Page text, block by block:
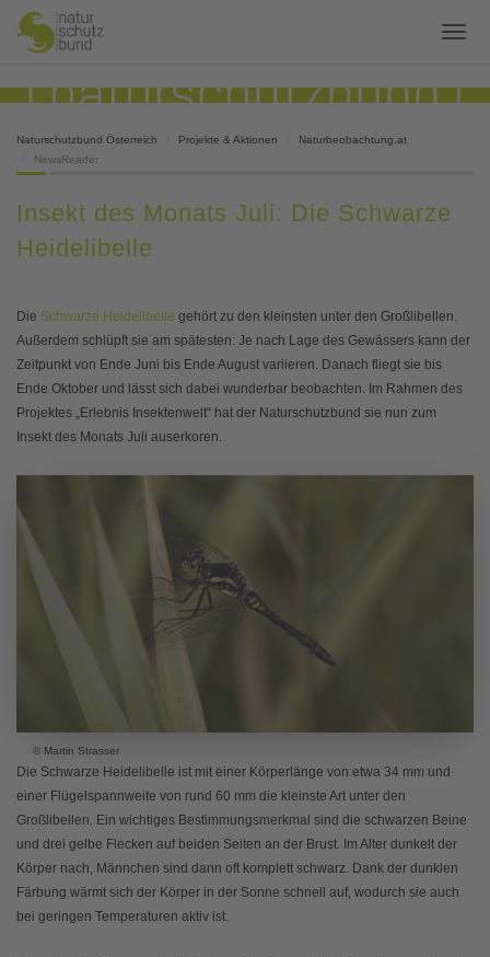
Naturschutzbund Österreich Projekte & Aktionen
Naturbeobachtung.at
NewsReader
Insekt des Monats Juli: Die Schwarze
Heidelibelle
Die Schwarze Heidelibelle gehört zu den kleinsten unter den Großlibellen.
Außerdem schlüpft sie am spätesten: Je nach Lage des Gewässers kann der
Zeitpunkt von Ende Juni bis Ende August variieren. Danach fliegt sie bis
Ende Oktober und lässt sich dabei wunderbar beobachten. Im Rahmen des
Projektes „Erlebnis Insektenwelt“ hat der Naturschutzbund sie nun zum
Insekt des Monats Juli auserkoren.
© Martin Strasser
Die Schwarze Heidelibelle ist mit einer Körperlänge von etwa 34 mm und
einer Flügelspannweite von rund 60 mm die kleinste Art unter den
Großlibellen. Ein wichtiges Bestimmungsmerkmal sind die schwarzen Beine
und drei gelbe Flecken auf beiden Seiten an der Brust. Im Alter dunkelt der
Körper nach, Männchen sind dann oft komplett schwarz. Dank der dunklen
Färbung wärmt sich der Körper in der Sonne schnell auf, wodurch sie auch
bei geringen Temperaturen aktiv ist.